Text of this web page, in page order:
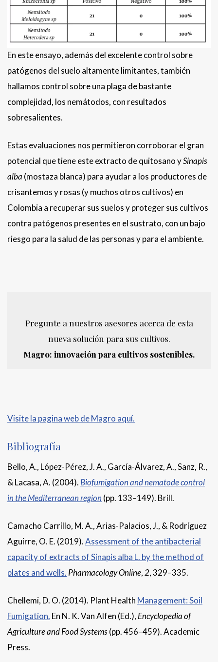
En este ensayo, además del excelente control sobre
patógenos del suelo altamente limitantes, también
hallamos control sobre una plaga de bastante
complejidad, los nemátodos, con resultados
sobresalientes.
Estas evaluaciones nos permitieron corroborar el gran
potencial que tiene este extracto de quitosano ySinapis
alba (mostaza blanca) para ayudar a los productores de
crisantemos y rosas (y muchos otros cultivos) en
Colombia a recuperar sus suelos y proteger sus cultivos
contra patógenos presentes en el sustrato, con un bajo
riesgo para la salud de las personas y para el ambiente.
Pregunte a nuestros asesores acerca de esta
nueva solución para sus cultivos.
Magro: innovación para cultivos sostenibles.
Visite la pagina web de Magro aquí.
Bibliografía
Bello, A., López-Pérez, J. A., García-Álvarez, A., Sanz, R.,
& Lacasa, A. (2004). Biofumigation and nematode control
in the Mediterranean region(pp. 133–149). Brill.
Camacho Carrillo, M. A., Arias-Palacios, J., & Rodríguez
Aguirre, O. E. (2019).Assessment of the antibacterial
capacity of extracts of Sinapis alba L. by the method of
plates and wells. Pharmacology Online, 2, 329–335.
Chellemi, D. O. (2014). Plant Health Management: Soil
Fumigation. En N. K. Van Alfen (Ed.), Encyclopedia of
Agriculture and Food Systems(pp. 456–459). Academic
Press.